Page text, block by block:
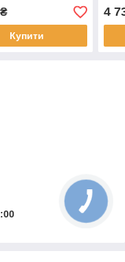
Купити
4